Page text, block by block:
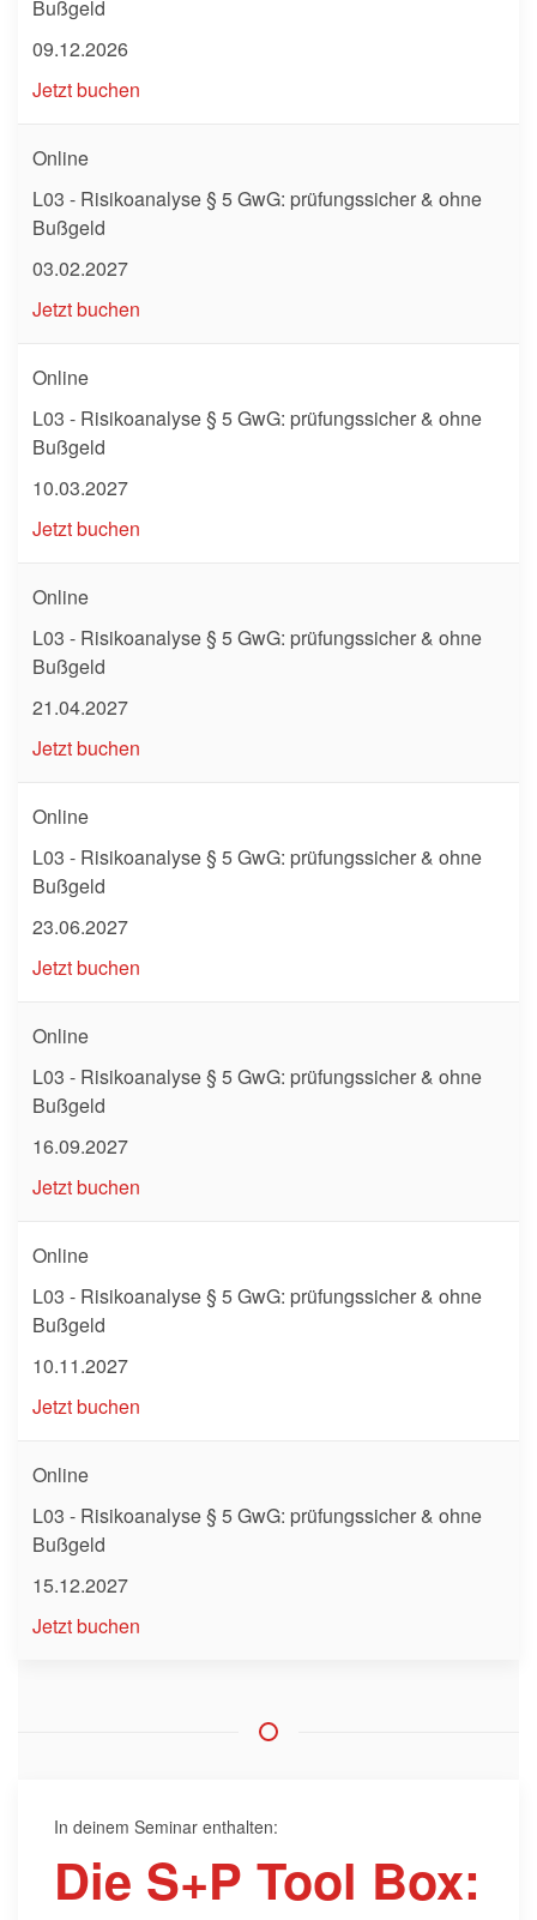
Bußgeld
09.12.2026
Jetzt buchen
Online
L03 - Risikoanalyse § 5 GwG: prüfungssicher & ohne
Bußgeld
03.02.2027
Jetzt buchen
Online
L03 - Risikoanalyse § 5 GwG: prüfungssicher & ohne
Bußgeld
10.03.2027
Jetzt buchen
Online
L03 - Risikoanalyse § 5 GwG: prüfungssicher & ohne
Bußgeld
21.04.2027
Jetzt buchen
Online
L03 - Risikoanalyse § 5 GwG: prüfungssicher & ohne
Bußgeld
23.06.2027
Jetzt buchen
Online
L03 - Risikoanalyse § 5 GwG: prüfungssicher & ohne
Bußgeld
16.09.2027
Jetzt buchen
Online
L03 - Risikoanalyse § 5 GwG: prüfungssicher & ohne
Bußgeld
10.11.2027
Jetzt buchen
Online
L03 - Risikoanalyse § 5 GwG: prüfungssicher & ohne
Bußgeld
15.12.2027
Jetzt buchen
In deinem Seminar enthalten:
Die S+P Tool Box: